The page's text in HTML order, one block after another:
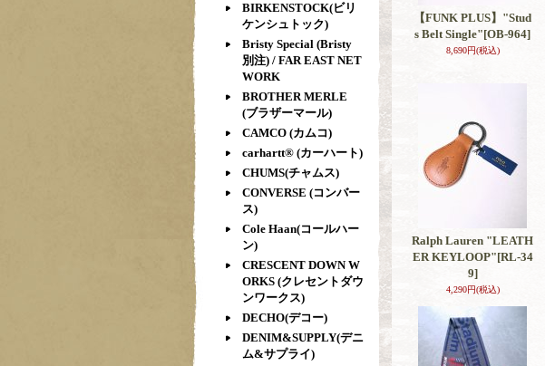
BIRKENSTOCK(ビリ
ケンシュトック)
Bristy Special (Bristy
別注) / FAR EAST NET
WORK
BROTHER MERLE
(ブラザーマール)
CAMCO (カムコ)
carhartt® (カーハート)
CHUMS(チャムス)
CONVERSE (コンバー
ス)
Cole Haan(コールハー
ン)
CRESCENT DOWN W
ORKS (クレセントダウ
ンワークス)
DECHO(デコー)
DENIM&SUPPLY(デニ
ム&サプライ)
【FUNK PLUS】"Stud
s Belt Single"[OB-964]
8,690円(税込)
Ralph Lauren "LEATH
ER KEYLOOP"[RL-34
9]
4,290円(税込)